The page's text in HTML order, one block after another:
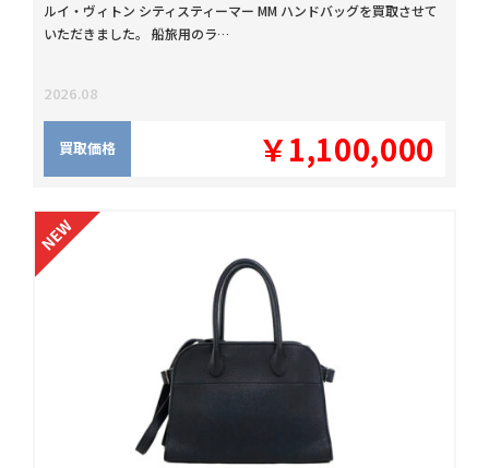
ルイ・ヴィトン シティスティーマー MM ハンドバッグを買取させて
いただきました。 船旅用のラ…
2026.08
買取価格 ￥1,100,000